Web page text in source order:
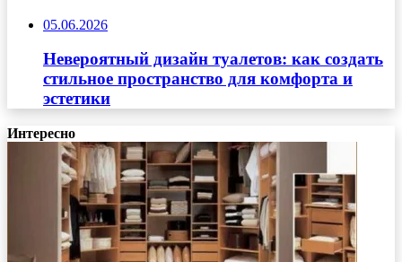
05.06.2026
Невероятный дизайн туалетов: как создать
стильное пространство для комфорта и
эстетики
Интересно